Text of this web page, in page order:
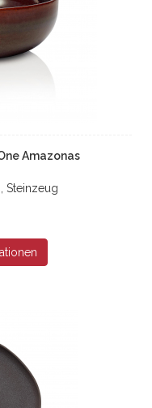
Amazonas
Steinzeug